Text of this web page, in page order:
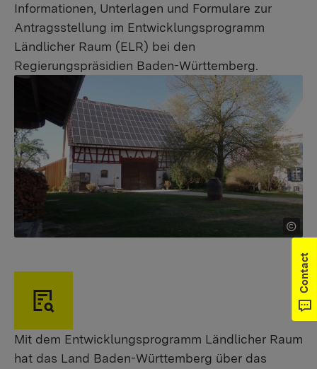
Informationen, Unterlagen und Formulare zur
Antragsstellung im Entwicklungsprogramm
Ländlicher Raum (ELR) bei den
Regierungspräsidien Baden-Württemberg.
Mit dem Entwicklungsprogramm Ländlicher Raum
hat das Land Baden-Württemberg über das
Contact